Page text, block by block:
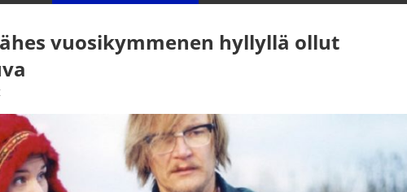
vuosikymmenen hyllyllä ollut